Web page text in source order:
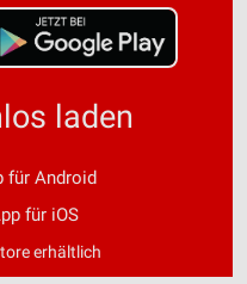
laden
für Android
für iOS
erhältlich